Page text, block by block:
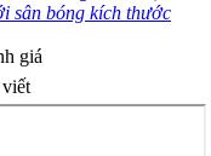
sân bóng kích thước
giá